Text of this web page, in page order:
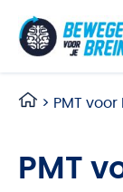
> PMT voor
PMT